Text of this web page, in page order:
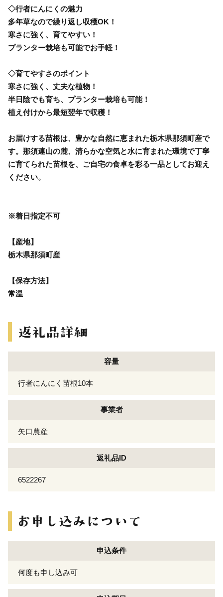
◇行者にんにくの魅力
多年草なので繰り返し収穫OK！
寒さに強く、育てやすい！
プランター栽培も可能でお手軽！
◇育てやすさのポイント
寒さに強く、丈夫な植物！
半日陰でも育ち、プランター栽培も可能！
植え付けから最短翌年で収穫！
お届けする苗根は、豊かな自然に恵まれた栃木県那須町産で
す。那須連山の麓、清らかな空気と水に育まれた環境で丁寧
に育てられた苗根を、ご自宅の食卓を彩る一品としてお迎え
ください。
※着日指定不可
【産地】
栃木県那須町産
【保存方法】
常温
容量
行者にんにく苗根10本
事業者
矢口農産
返礼品ID
6522267
申込条件
何度も申し込み可